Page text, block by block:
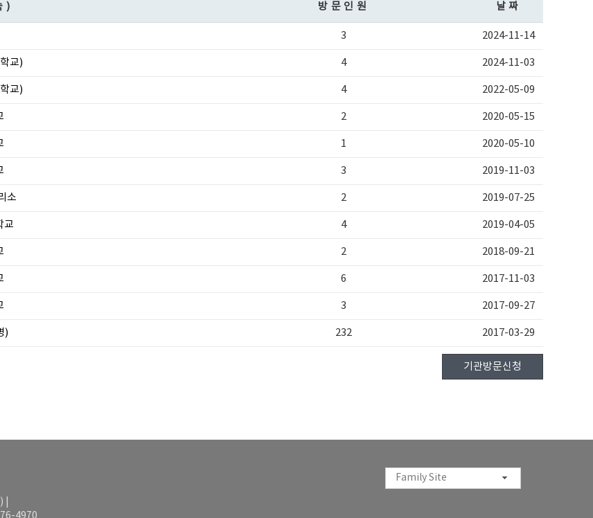
) 방문인원 날짜
3 2024-11-14
교) 4 2024-11-03
교) 4 2022-05-09
2 2020-05-15
1 2020-05-10
3 2019-11-03
소 2 2019-07-25
교 4 2019-04-05
2 2018-09-21
6 2017-11-03
3 2017-09-27
) 232 2017-03-29
기관방문신청
Family Site